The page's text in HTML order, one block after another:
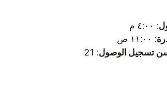
: ٤:٠٠ م
: ١١:٠٠ ص
لسن تسجيل الوصول: 21